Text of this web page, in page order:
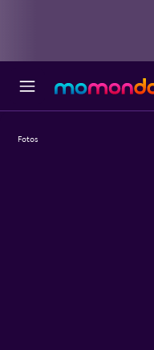
Fotos